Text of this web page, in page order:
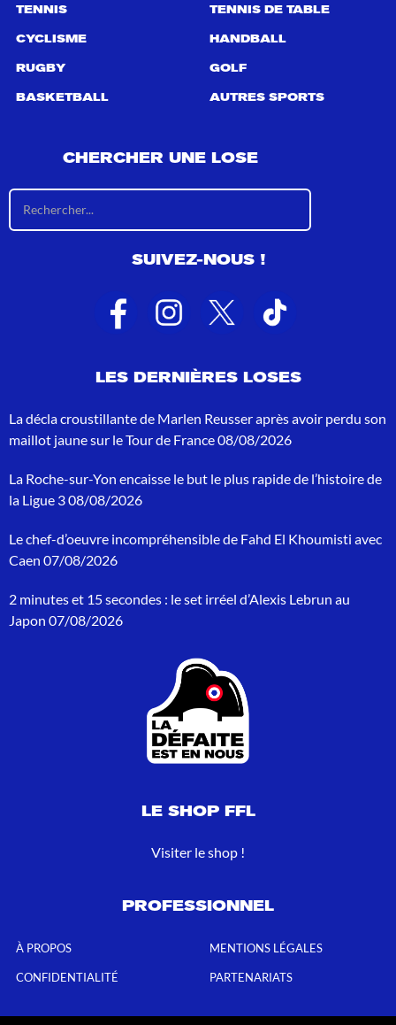
TENNIS
CYCLISME
RUGBY
BASKETBALL
TENNIS DE TABLE
HANDBALL
GOLF
AUTRES SPORTS
CHERCHER UNE LOSE
s
l
a
t
s
r
c
e
c
p
o
:
SUIVEZ-NOUS !
LES DERNIÈRES LOSES
La décla croustillante de Marlen Reusser après avoir perdu son
maillot jaune sur le Tour de France08/08/2026
La Roche-sur-Yon encaisse le but le plus rapide de l’histoire de
la Ligue 308/08/2026
Le chef-d’oeuvre incompréhensible de Fahd El Khoumisti avec
Caen 07/08/2026
2 minutes et 15 secondes : le set irréel d’Alexis Lebrun au
Japon 07/08/2026
LE SHOP FFL
Visiter le shop !
PROFESSIONNEL
À PROPOS
CONFIDENTIALITÉ
MENTIONS LÉGALES
PARTENARIATS